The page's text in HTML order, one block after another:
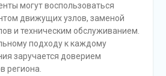
могут воспользоваться
движущих узлов, заменой
и техническим обслуживанием.
подходу к каждому
заручается доверием
региона.